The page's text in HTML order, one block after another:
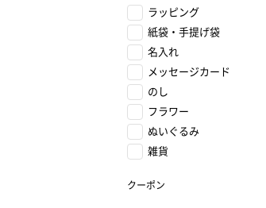
ラッピング
紙袋・手提げ袋
名入れ
メッセージカード
のし
フラワー
ぬいぐるみ
雑貨
クーポン